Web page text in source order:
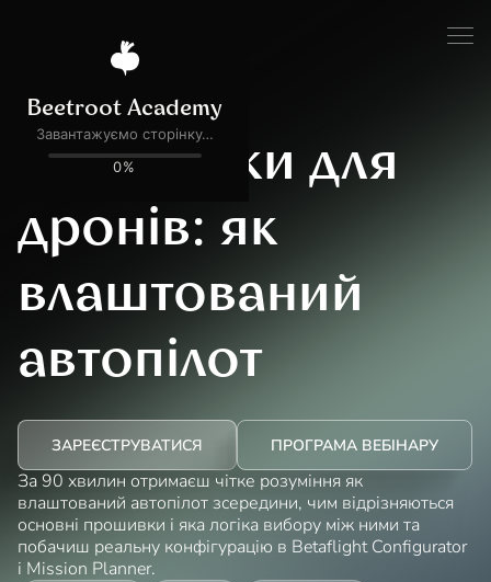
БЕЗОПЛАТНИЙ ВЕБІНАР
Прошивки для
дронів: як
влаштований
автопілот
ЗАРЕЄСТРУВАТИСЯ ПРОГРАМА ВЕБІНАРУ
За 90 хвилин отримаєш чітке розуміння як
влаштований автопілот зсередини, чим відрізняються
основні прошивки і яка логіка вибору між ними та
побачиш реальну конфігурацію в Betaflight Configurator
і Mission Planner.